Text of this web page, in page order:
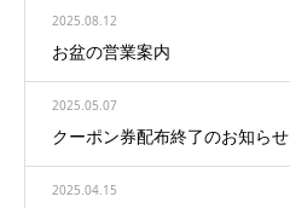
2025.08.12
お盆の営業案内
2025.05.07
クーポン券配布終了のお知らせ
2025.04.15